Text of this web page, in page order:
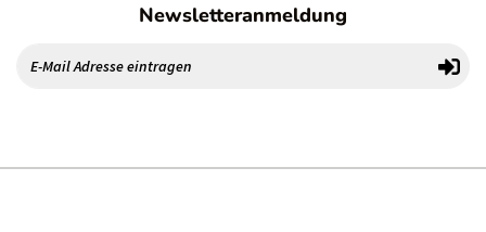
Newsletteranmeldung